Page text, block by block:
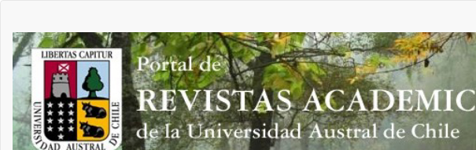
Contenido
principal
Barra
lateral